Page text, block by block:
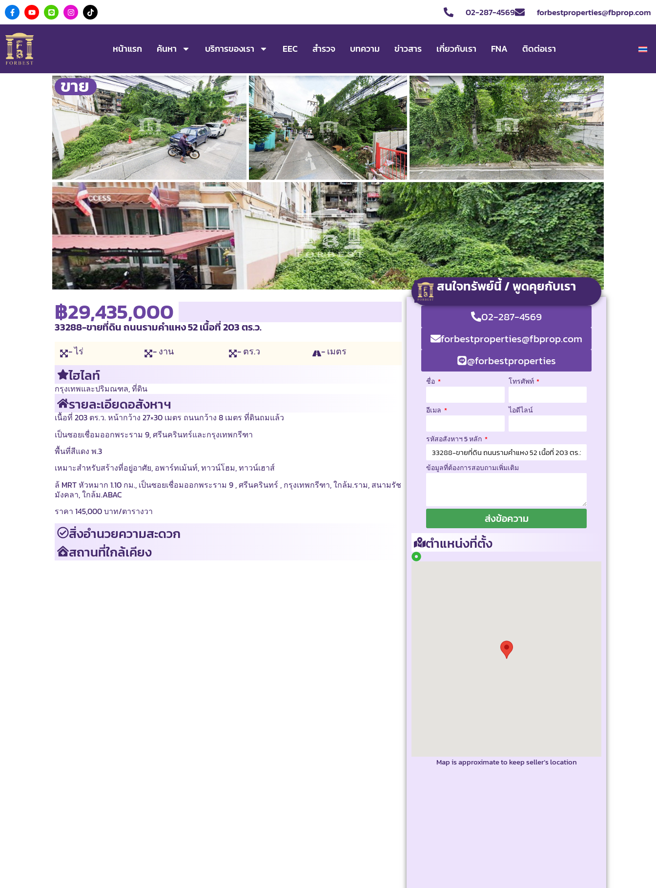
02-287-4569 forbestproperties@fbprop.com
หน้าแรก ค้นหา บริการของเรา EEC สำรวจ บทความ ข่าวสาร เกี่ยวกับเรา FNA ติดต่อเรา
ขาย
฿29,435,000
33288-ขายที่ดิน ถนนรามคำแหง 52 เนื้อที่ 203 ตร.ว.
- ไร่ - งาน - ตร.ว - เมตร
ไฮไลท์
กรุงเทพและปริมณฑล,ที่ดิน
รายละเอียดอสังหาฯ
เนื้อที่ 203 ตร.ว. หน้ากว้าง 27×30 เมตร ถนนกว้าง 8 เมตร ที่ดินถมแล้ว
เป็นซอยเชื่อมออกพระราม 9, ศรีนครินทร์และกรุงเทพกรีฑา
พื้นที่สีแดง พ.3
เหมาะสำหรับสร้างที่อยู่อาศัย, อพาร์ทเม้นท์, ทาวน์โฮม, ทาวน์เฮาส์
ล้ MRT หัวหมาก 1.10 กม., เป็นซอยเชื่อมออกพระราม 9 , ศรีนครินทร์ , กรุงเทพกรีฑา, ใกล้ม.ราม, สนามรัช
มังคลา, ใกล้ม.ABAC
ราคา 145,000 บาท/ตารางวา
สิ่งอำนวยความสะดวก
สถานที่ใกล้เคียง
สนใจทรัพย์นี้ / พูดคุยกับเรา
02-287-4569
forbestproperties@fbprop.com
@forbestproperties
ชื่อ โทรศัพท์
อีเมล ไอดีไลน์
รหัสอสังหาฯ 5 หลัก
ข้อมูลที่ต้องการสอบถามเพิ่มเติม
ส่งข้อความ
ตำแหน่งที่ตั้ง
Map is approximate to keep seller’s location